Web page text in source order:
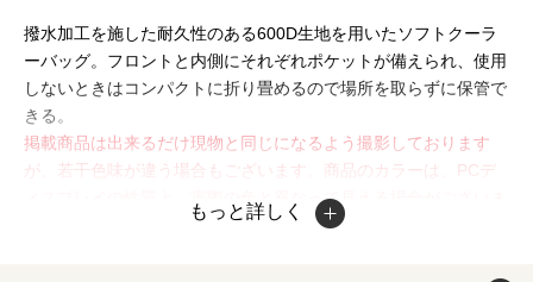
撥水加工を施した耐久性のある600D生地を用いたソフトクーラ
ーバッグ。フロントと内側にそれぞれポケットが備えられ、使用
しないときはコンパクトに折り畳めるので場所を取らずに保管で
きる。
掲載商品は出来るだけ現物と同じになるよう撮影しております
が、若干色味が違う場合もございます。商品のカラーは、PCデ
ィスプレイの性質上、実際の色と異なって見える場合がございま
すので予めご了承ください。
もっと詳しく